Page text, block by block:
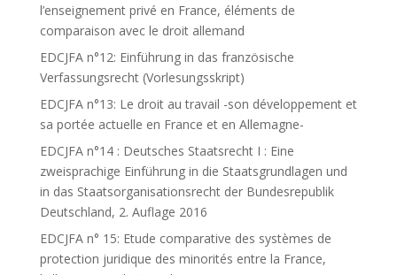
l’enseignement privé en France, éléments de
comparaison avec le droit allemand
EDCJFA n°12: Einführung in das französische
Verfassungsrecht (Vorlesungsskript)
EDCJFA n°13: Le droit au travail -son développement et
sa portée actuelle en France et en Allemagne-
EDCJFA n°14 : Deutsches Staatsrecht I : Eine
zweisprachige Einführung in die Staatsgrundlagen und
in das Staatsorganisationsrecht der Bundesrepublik
Deutschland, 2. Auflage 2016
EDCJFA n° 15: Etude comparative des systèmes de
protection juridique des minorités entre la France,